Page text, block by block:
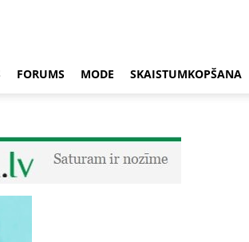
FORUMS MODE SKAISTUMKOPŠANA